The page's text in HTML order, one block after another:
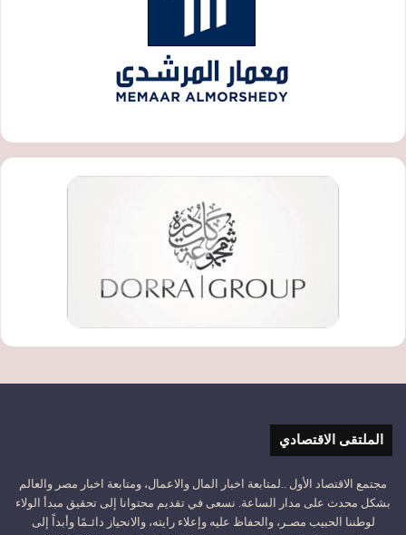
الملتقى الاقتصادي
مجتمع الاقتصاد الأول ..لمتابعة اخبار المال والاعمال، ومتابعة اخبار مصر والعالم
بشكل محدث على مدار الساعة. نسعى في تقديم محتوانا إلى تحقيق مبدأ الولاء
لوطننا الحبيب مصـر، والحفاظ عليه وإعلاء رايته، والانحياز دائـمًا وأبداً إلى